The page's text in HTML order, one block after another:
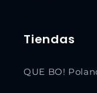
Tiendas
QUE BO!